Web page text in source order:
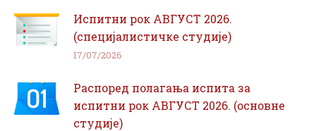
Испитни рок АВГУСТ 2026.
(специјалистичке студије)
17/07/2026
Распоред полагања испита за
испитни рок АВГУСТ 2026. (основне
студије)